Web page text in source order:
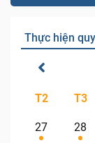
Thực hiện
T2 T3
27 28